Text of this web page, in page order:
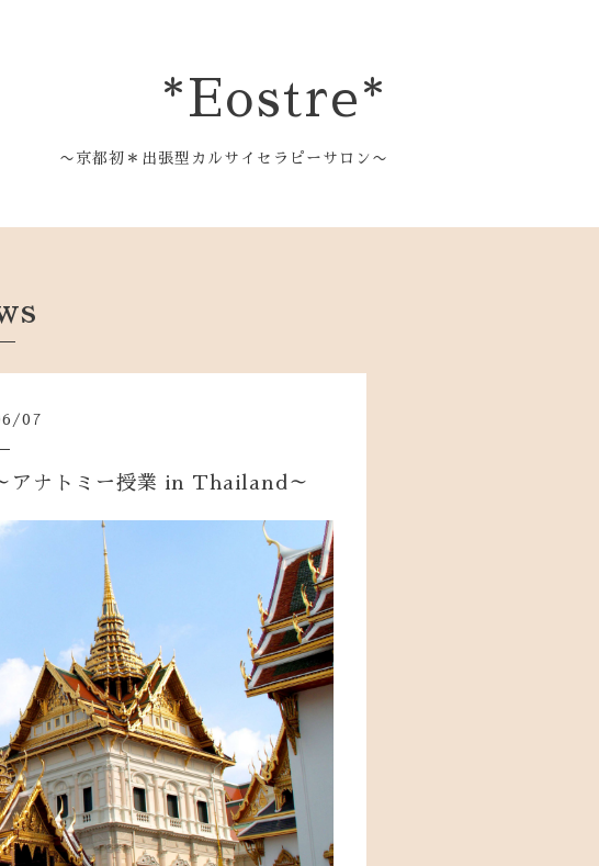
*Eostre*
〜京都初＊出張型カルサイセラピーサロン〜
/07
アナトミー授業 in Thailand～